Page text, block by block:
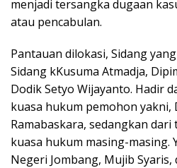
menjadi tersangka dugaan
atau pencabulan.
Pantauan dilokasi, Sidang
Sidang kKusuma Atmadja,
Dodik Setyo Wijayanto. Hadir
kuasa hukum pemohon yakni,
Ramabaskara, sedangkan
kuasa hukum masing-masing.
Negeri Jombang, Mujib Syaris,